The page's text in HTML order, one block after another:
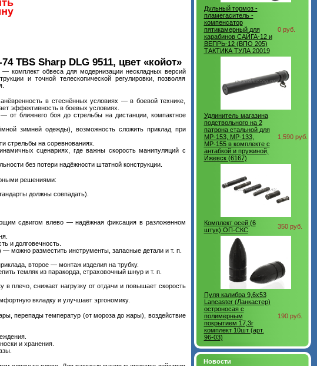
TBS Sharp DLG 9511, цвет «койот»
— комплект обвеса для модернизации нескладных версий
и точной телескопической регулировки, позволяя
в стеснённых условиях — в боевой технике,
эффективность в боевых условиях.
от ближнего боя до стрельбы на дистанции, компактное
зимней одежды), возможность сложить приклад при
стрельбы на соревнованиях.
сценариях, где важны скорость манипуляций с
без потери надёжности штатной конструкции.
решениями:
должны совпадать).
сдвигом влево — надёжная фиксация в разложенном
и долговечность.
можно разместить инструменты, запасные детали и т. п.
второе — монтаж изделия на трубку.
темляк из паракорда, страховочный шнур и т. п.
в плечо, снижает нагрузку от отдачи и повышает скорость
вкладку и улучшает эргономику.
перепады температур (от мороза до жары), воздействие
и хранения.
Дульный тормоз -
пламегаситель -
компенсатор
пятикамерный для
карабинов САЙГА-12 и
ВЕПРЬ-12 (ВПО 205)
ТАКТИКА ТУЛА 20019
0 руб.
Удлинитель магазина
подствольного на 2
патрона стальной для
МР-153, МР-133,
МР-155 в комплекте с
антабкой и пружиной,
Ижевск (6167)
1,590 руб.
Комплект осей (6
штук) ОП-СКС
350 руб.
Пуля калибра 9,6х53
Lancaster (Ланкастер)
остроносая с
полимерным
покрытием 17,3г
комплект 10шт (арт.
96-03)
190 руб.
Новости